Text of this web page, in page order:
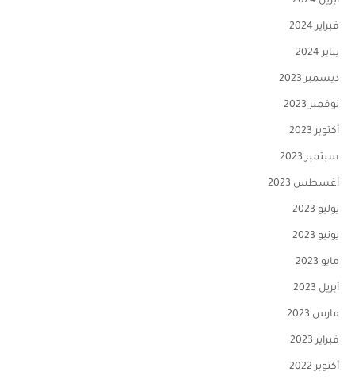
فبراير 2024
يناير 2024
ديسمبر 2023
نوفمبر 2023
أكتوبر 2023
سبتمبر 2023
أغسطس 2023
يوليو 2023
يونيو 2023
مايو 2023
أبريل 2023
مارس 2023
فبراير 2023
أكتوبر 2022